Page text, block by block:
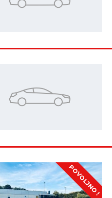
POVOLJNO !